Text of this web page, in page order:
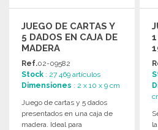
JUEGO DE CARTAS Y
5 DADOS EN CAJA DE
MADERA
Ref.02-09582
Stock : 27 469 artículos
Dimensiones : 2 x 10 x 9 cm
Juego de cartas y 5 dados
presentados en una caja de
madera. Ideal para